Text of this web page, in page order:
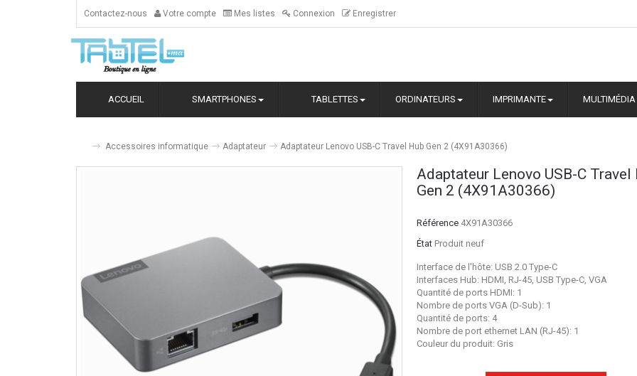
Contactez-nous Votre compte Mes listes Connexion Enregistrer
ACCUEIL SMARTPHONES TABLETTES ORDINATEURS IMPRIMANTE MULTIMÉDIA
Accessoires informatique Adaptateur Adaptateur Lenovo USB-C Travel Hub Gen 2 (4X91A30366)
Adaptateur Lenovo USB-C Travel
Gen 2 (4X91A30366)
Référence 4X91A30366
État Produit neuf
Interface de l'hôte: USB 2.0 Type-C
Interfaces Hub: HDMI, RJ-45, USB Type-C, VGA
Quantité de ports HDMI: 1
Nombre de ports VGA (D-Sub): 1
Quantité de ports: 4
Nombre de port ethernet LAN (RJ-45): 1
Couleur du produit: Gris